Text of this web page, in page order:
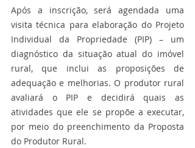
Após a inscrição, será agendada uma
visita técnica para elaboração do Projeto
Individual da Propriedade (PIP) – um
diagnóstico da situação atual do imóvel
rural, que inclui as proposições de
adequação e melhorias. O produtor rural
avaliará o PIP e decidirá quais as
atividades que ele se propõe a executar,
por meio do preenchimento da Proposta
do Produtor Rural.